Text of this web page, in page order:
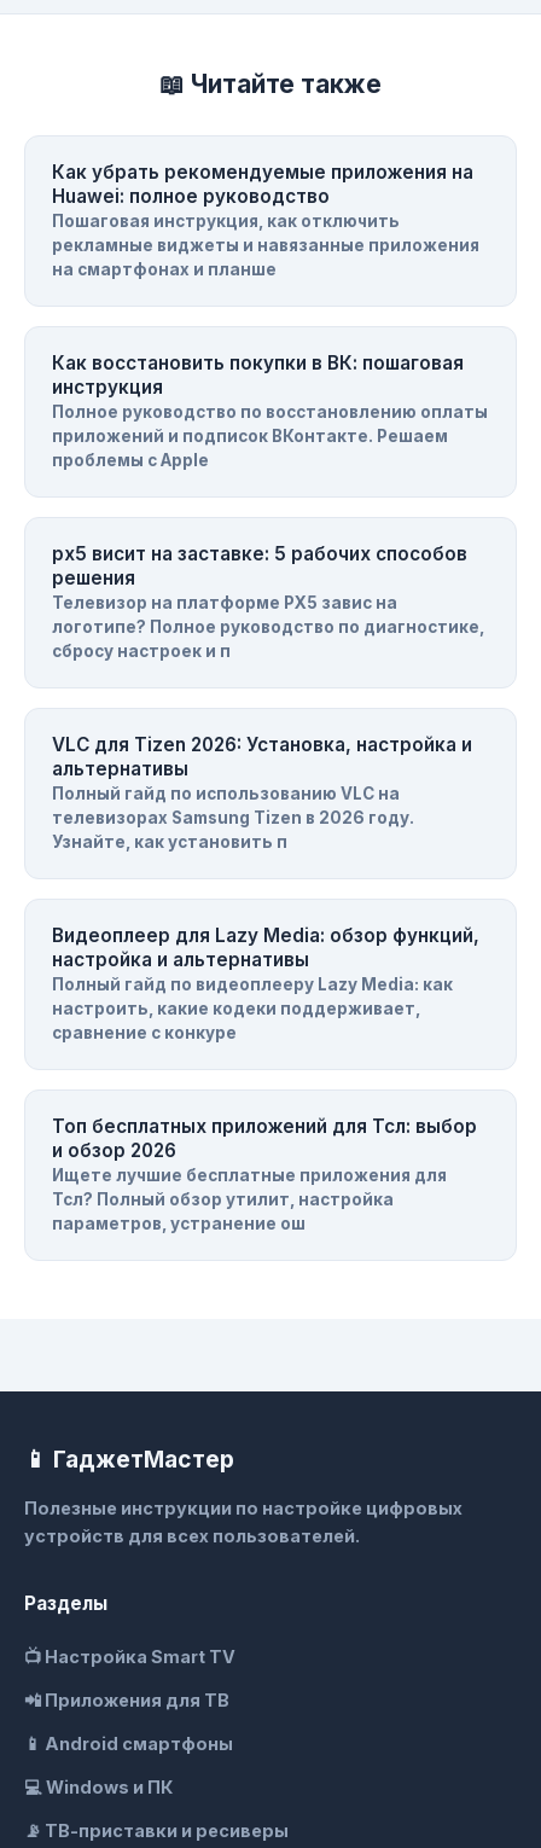
📖 Читайте также
Как убрать рекомендуемые приложения на
Huawei: полное руководство
Пошаговая инструкция, как отключить
рекламные виджеты и навязанные приложения
на смартфонах и планше
Как восстановить покупки в ВК: пошаговая
инструкция
Полное руководство по восстановлению оплаты
приложений и подписок ВКонтакте. Решаем
проблемы с Apple
px5 висит на заставке: 5 рабочих способов
решения
Телевизор на платформе PX5 завис на
логотипе? Полное руководство по диагностике,
сбросу настроек и п
VLC для Tizen 2026: Установка, настройка и
альтернативы
Полный гайд по использованию VLC на
телевизорах Samsung Tizen в 2026 году.
Узнайте, как установить п
Видеоплеер для Lazy Media: обзор функций,
настройка и альтернативы
Полный гайд по видеоплееру Lazy Media: как
настроить, какие кодеки поддерживает,
сравнение с конкуре
Топ бесплатных приложений для Тсл: выбор
и обзор 2026
Ищете лучшие бесплатные приложения для
Тсл? Полный обзор утилит, настройка
параметров, устранение ош
📱 ГаджетМастер
Полезные инструкции по настройке цифровых
устройств для всех пользователей.
Разделы
📺 Настройка Smart TV
📲 Приложения для ТВ
📱 Android смартфоны
💻 Windows и ПК
📡 ТВ-приставки и ресиверы